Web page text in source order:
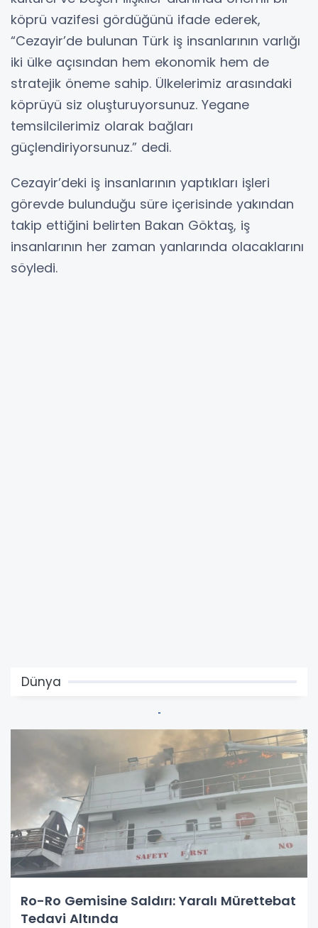
köprü vazifesi gördüğünü ifade ederek,
“Cezayir’de bulunan Türk iş insanlarının varlığı
iki ülke açısından hem ekonomik hem de
stratejik öneme sahip. Ülkelerimiz arasındaki
köprüyü siz oluşturuyorsunuz. Yegane
temsilcilerimiz olarak bağları
güçlendiriyorsunuz.” dedi.
Cezayir’deki iş insanlarının yaptıkları işleri
görevde bulunduğu süre içerisinde yakından
takip ettiğini belirten Bakan Göktaş, iş
insanlarının her zaman yanlarında olacaklarını
söyledi.
Dünya
Ro-Ro Gemisine Saldırı: Yaralı Mürettebat
Tedavi Altında